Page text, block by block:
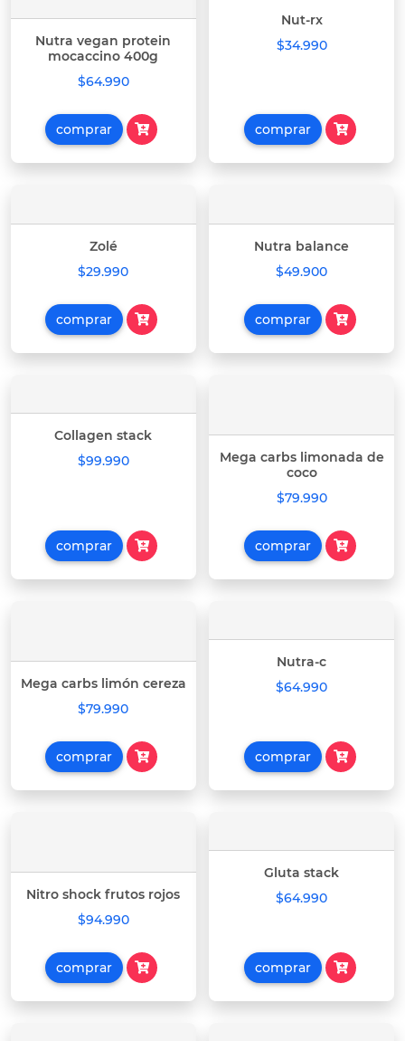
Nutra vegan protein
mocaccino 400g
$64.990
comprar
Nut-rx
$34.990
comprar
Zolé
$29.990
comprar
Nutra balance
$49.900
comprar
Collagen stack
$99.990
comprar
Mega carbs limonada de
coco
$79.990
comprar
Mega carbs limón cereza
$79.990
comprar
Nutra-c
$64.990
comprar
Nitro shock frutos rojos
$94.990
comprar
Gluta stack
$64.990
comprar